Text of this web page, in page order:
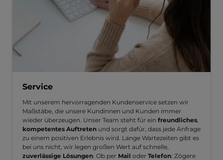
Service
Mit unserem hervorragenden Kundenservice setzen wir
Maßstäbe, die unsere Kundinnen und Kunden immer
wieder überzeugen. Unser Team steht für ein freundliches
kompetentes Auftreten und sorgt dafür, dass jede Anfrage
zu einem positiven Erlebnis wird. Lange Wartezeiten gibt es
bei uns nicht, wir legen großen Wert auf schnelle,
zuverlässige Lösungen . Ob per Mail oder Telefon: Zögere